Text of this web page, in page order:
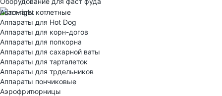
Автоматы котлетные
Аппараты для Hot Dog
Аппараты для корн-догов
Аппараты для попкорна
Аппараты для сахарной ваты
Аппараты для тарталеток
Аппараты для трдельников
Аппараты пончиковые
Аэрофритюрницы